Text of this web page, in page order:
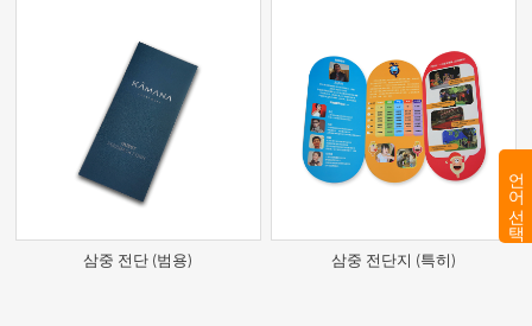
삼중 전단 (범용) 삼중 전단지 (특히)
언어 선택